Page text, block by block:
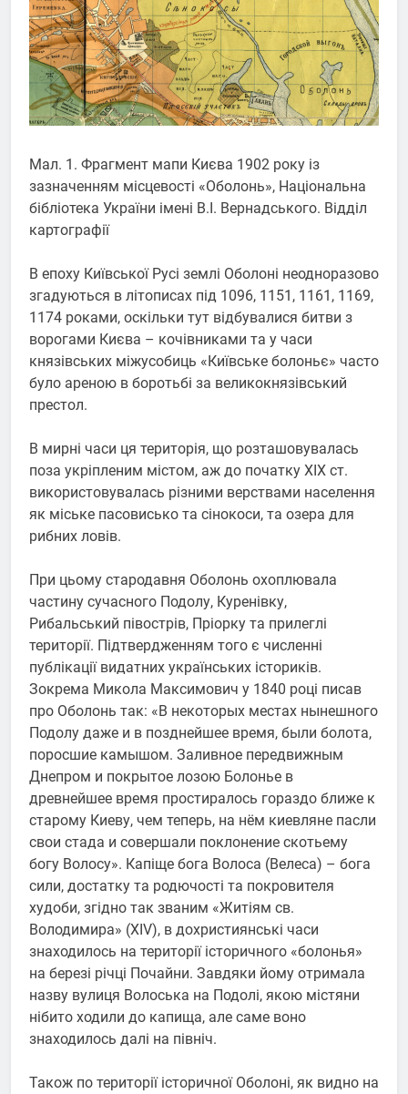
Мал. 1. Фрагмент мапи Києва 1902 року із
зазначенням місцевості «Оболонь», Національна
бібліотека України імені В.І. Вернадського. Відділ
картографії
В епоху Київської Русі землі Оболоні неодноразово
згадуються в літописах під 1096, 1151, 1161, 1169,
1174 роками, оскільки тут відбувалися битви з
ворогами Києва – кочівниками та у часи
князівських міжусобиць «Київське болоньє» часто
було ареною в боротьбі за великокнязівський
престол.
В мирні часи ця територія, що розташовувалась
поза укріпленим містом, аж до початку ХІХ ст.
використовувалась різними верствами населення
як міське пасовисько та сінокоси, та озера для
рибних ловів.
При цьому стародавня Оболонь охоплювала
частину сучасного Подолу, Куренівку,
Рибальський півострів, Пріорку та прилеглі
території. Підтвердженням того є численні
публікації видатних українських істориків.
Зокрема Микола Максимович у 1840 році писав
про Оболонь так: «В некоторых местах нынешного
Подолу даже и в позднейшее время, были болота,
поросшие камышом. Заливное передвижным
Днепром и покрытое лозою Болонье в
древнейшее время простиралось гораздо ближе к
старому Киеву, чем теперь, на нём киевляне пасли
свои стада и совершали поклонение скотьему
богу Волосу». Капіще бога Волоса (Велеса) – бога
сили, достатку та родючості та покровителя
худоби, згідно так званим «Житіям св.
Володимира» (XIV), в дохристиянські часи
знаходилось на території історичного «болонья»
на березі річці Почайни. Завдяки йому отримала
назву вулиця Волоська на Подолі, якою містяни
нібито ходили до капища, але саме воно
знаходилось далі на північ.
Також по території історичної Оболоні, як видно на